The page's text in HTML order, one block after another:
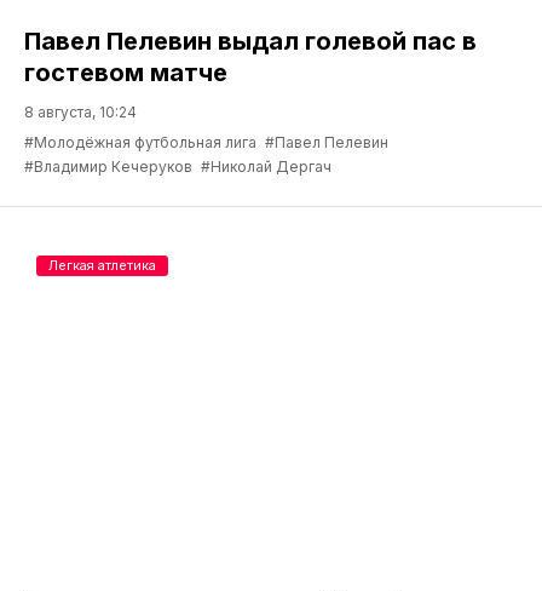
Павел Пелевин выдал голевой пас в
гостевом матче
8 августа, 10:24
#Молодёжная футбольная лига #Павел Пелевин
#Владимир Кечеруков #Николай Дергач
Легкая атлетика